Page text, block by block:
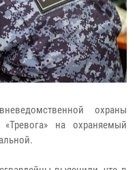
охраны
на охраняемый